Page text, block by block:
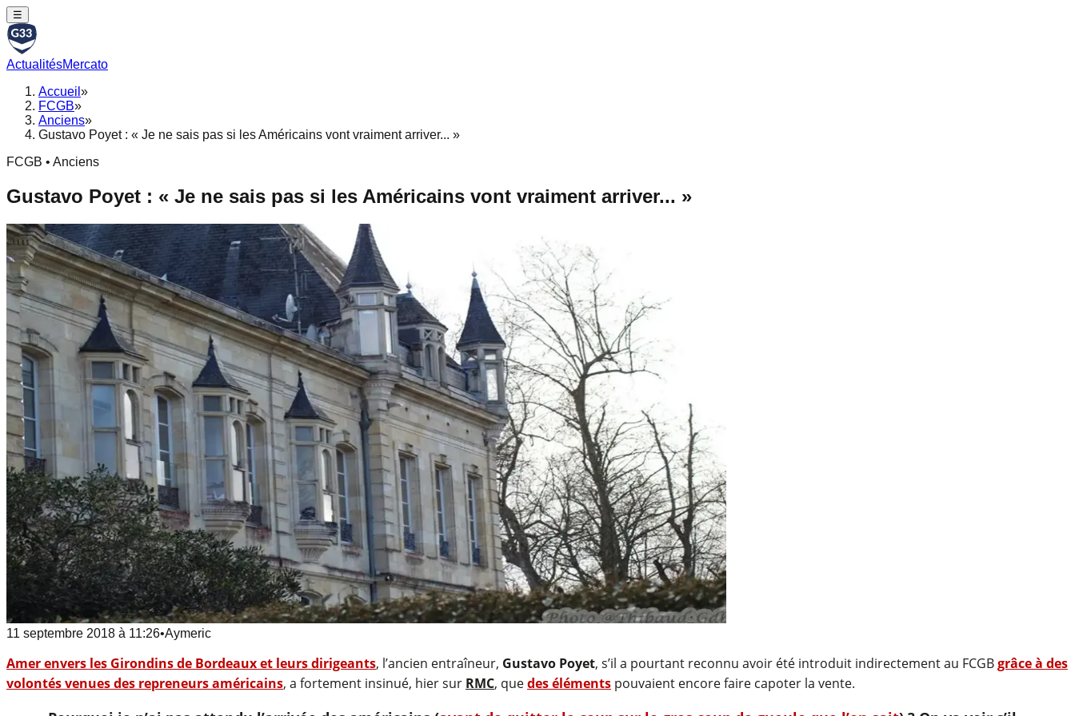
☰
ActualitésMercato
Accueil »
FCGB»
Anciens»
Gustavo Poyet : « Je ne sais pas si les Américains vont vraiment arriver... »
FCGB • Anciens
Gustavo Poyet : « Je ne sais pas si les Américains vont vraiment arriver... »
11 septembre 2018 à 11:26•Aymeric
Amer envers les Girondins de Bordeaux et leurs dirigeants, l’ancien entraîneur, Gustavo Poyet, s’il a pourtant reconnu avoir été introduit indirectement au FCGBgrâce à des
volontés venues des repreneurs américains, a fortement insinué, hier sur RMC, quedes éléments pouvaient encore faire capoter la vente.